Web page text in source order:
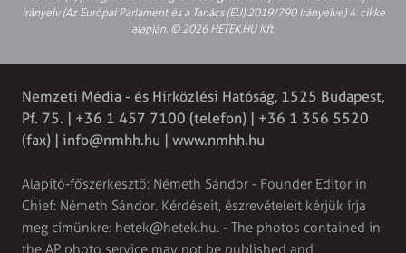
irányelv (Az Európai Parlament és a Tanács (EU) 2019/790 Irányelve) 4. cikke
alapján. © 2026 HETEK.HU Kft.
Nemzeti Média - és Hírközlési Hatóság, 1525 Budapest,
Pf. 75. | +36 1 457 7100 (telefon) | +36 1 356 5520
(fax) | info@nmhh.hu | www.nmhh.hu
Alapító-főszerkesztő: Németh Sándor - Founder Editor in
Chief: Németh Sándor. Kérdéseit, észrevételeit kérjük írja
meg címünkre: hetek@hetek.hu. - The photos contained in
the AP photo service may not be published and